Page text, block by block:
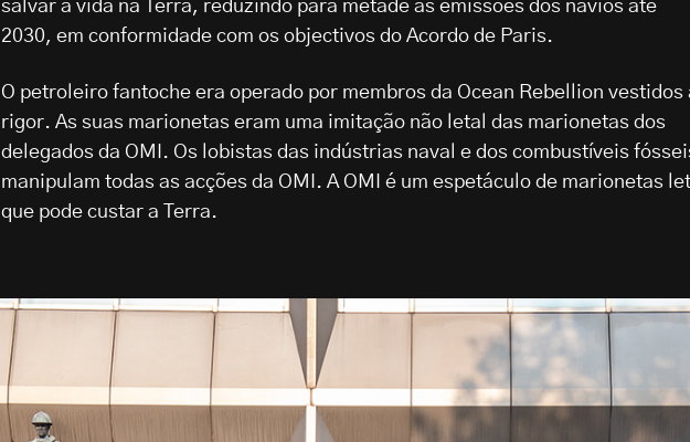
salvar a vida na Terra, reduzindo para metade as emissões dos navios até
2030, em conformidade com os objectivos do Acordo de Paris.
O petroleiro fantoche era operado por membros da Ocean Rebellion vestidos
rigor. As suas marionetas eram uma imitação não letal das marionetas dos
delegados da OMI. Os lobistas das indústrias naval e dos combustíveis
manipulam todas as acções da OMI. A OMI é um espetáculo de marionetas
que pode custar a Terra.